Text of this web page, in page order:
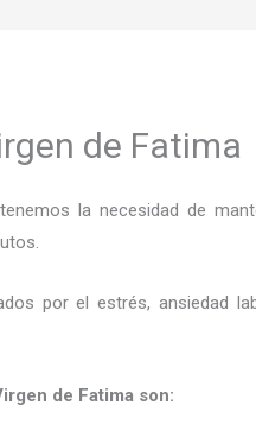
de Fatima
la necesidad de
por el estrés, ansiedad
de Fatima son: